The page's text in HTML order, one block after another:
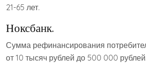
21-65 лет.
Ноксбанк.
Сумма рефинансирования
от 10 тысяч рублей до 500 000 рублей.